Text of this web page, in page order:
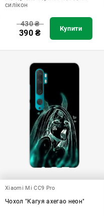
силікон
430₴
390₴ Купити
Xiaomi Mi CC9 Pro
Чохол "Кагуя ахегао неон"